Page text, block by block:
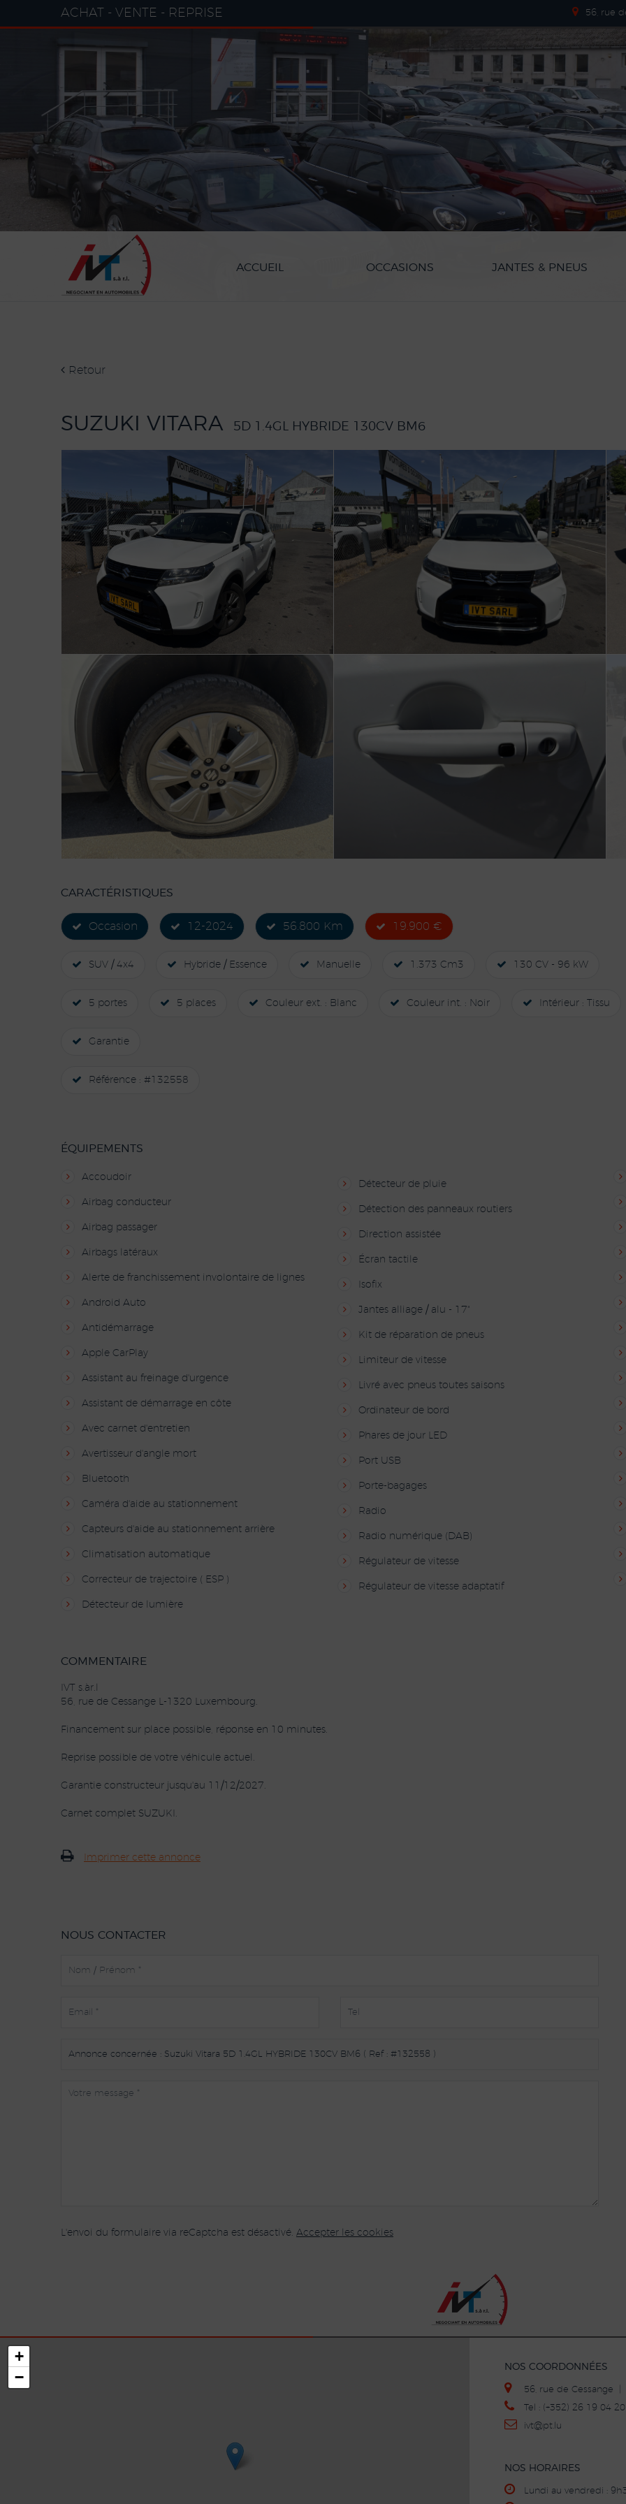
ACHAT - VENTE - REPRISE 56, rue
ACCUEIL OCCASIONS JANTES & PNEUS
Retour
SUZUKI VITARA 5D 1.4GL HYBRIDE 130CV BM6
CARACTÉRISTIQUES
Occasion 12-2024 56.800 Km 19.900 €
SUV / 4x4 Hybride / Essence Manuelle 1.373 Cm3 130 CV - 96 kW
5 portes 5 places Couleur ext. : Blanc Couleur int. : Noir Intérieur : Tissu
Garantie
Référence : #132558
ÉQUIPEMENTS
Accoudoir
Airbag conducteur
Airbag passager
Airbags latéraux
Alerte de franchissement involontaire de lignes
Android Auto
Antidémarrage
Apple CarPlay
Assistant au freinage d'urgence
Assistant de démarrage en côte
Avec carnet d'entretien
Avertisseur d'angle mort
Bluetooth
Caméra d'aide au stationnement
Capteurs d'aide au stationnement arrière
Climatisation automatique
Correcteur de trajectoire ( ESP )
Détecteur de lumière
Détecteur de pluie
Détection des panneaux routiers
Direction assistée
Écran tactile
Isofix
Jantes alliage / alu - 17"
Kit de réparation de pneus
Limiteur de vitesse
Livré avec pneus toutes saisons
Ordinateur de bord
Phares de jour LED
Port USB
Porte-bagages
Radio
Radio numérique (DAB)
Régulateur de vitesse
Régulateur de vitesse adaptatif
COMMENTAIRE
IVT s.àr.l
56, rue de Cessange L-1320 Luxembourg.
Financement sur place possible, réponse en 10 minutes.
Reprise possible de votre véhicule actuel.
Garantie constructeur jusqu'au 11/12/2027.
Carnet complet SUZUKI.
Imprimer cette annonce
NOUS CONTACTER
L'envoi du formulaire via reCaptcha est désactivé. Accepter les cookies
+
−
NOS COORDONNÉES
56, rue de Cessange
Tel : (+352) 26 19 04
ivt@pt.lu
NOS HORAIRES
Lundi au vendredi :
Paramètres avancés des cookies